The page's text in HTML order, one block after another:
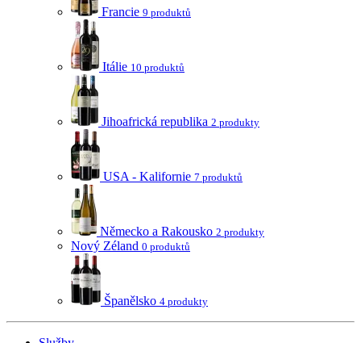
Francie 9 produktů
Itálie 10 produktů
Jihoafrická republika 2 produkty
USA - Kalifornie 7 produktů
Německo a Rakousko 2 produkty
Nový Zéland 0 produktů
Španělsko 4 produkty